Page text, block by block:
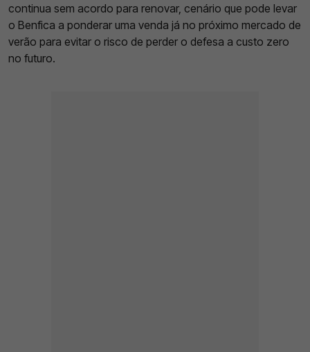
continua sem acordo para renovar, cenário que pode levar
o Benfica a ponderar uma venda já no próximo mercado de
verão para evitar o risco de perder o defesa a custo zero
no futuro.